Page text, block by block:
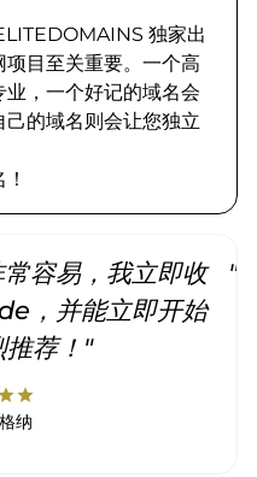
独家出
目至关重要。一个高
，一个好记的域名会
的域名则会让您独立
容易，我立即收
，并能立即开始
推荐！"
star
纳
"